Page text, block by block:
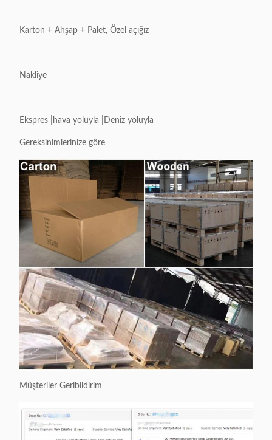
Karton + Ahşap + Palet, Özel açığız
Nakliye
Ekspres |hava yoluyla |Deniz yoluyla
Gereksinimlerinize göre
Müşteriler Geribildirim